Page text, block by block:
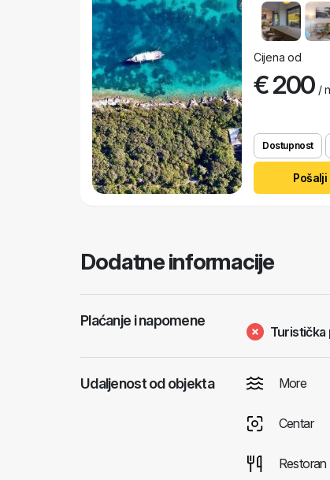
Cijena od
€ 200/
Dostupnost
Dodatne informacije
Plaćanje i napomene
Turistička
Udaljenost od objekta More
Centar
Restoran